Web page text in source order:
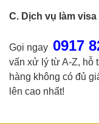
C. Dịch vụ làm
Gọi ngay 0917
vấn xử lý từ A-Z, hỗ
hàng không có đủ
lên cao nhất!